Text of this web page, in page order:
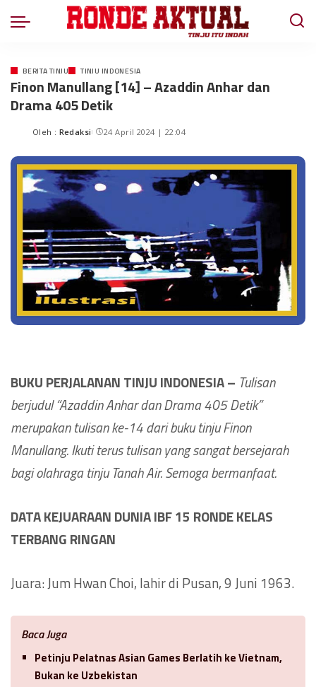
BERITA TINJU TINJU INDONESIA
Finon Manullang [14] – Azaddin Anhar dan
Drama 405 Detik
Oleh : Redaksi 24 April 2024 | 22:04
BUKU PERJALANAN TINJU INDONESIA – Tulisan
berjudul “Azaddin Anhar dan Drama 405 Detik”
merupakan tulisan ke-14 dari buku tinju Finon
Manullang. Ikuti terus tulisan yang sangat bersejarah
bagi olahraga tinju Tanah Air. Semoga bermanfaat.
DATA KEJUARAAN DUNIA IBF 15 RONDE KELAS
TERBANG RINGAN
Juara: Jum Hwan Choi, lahir di Pusan, 9 Juni 1963.
Baca Juga
Petinju Pelatnas Asian Games Berlatih ke Vietnam,
Bukan ke Uzbekistan